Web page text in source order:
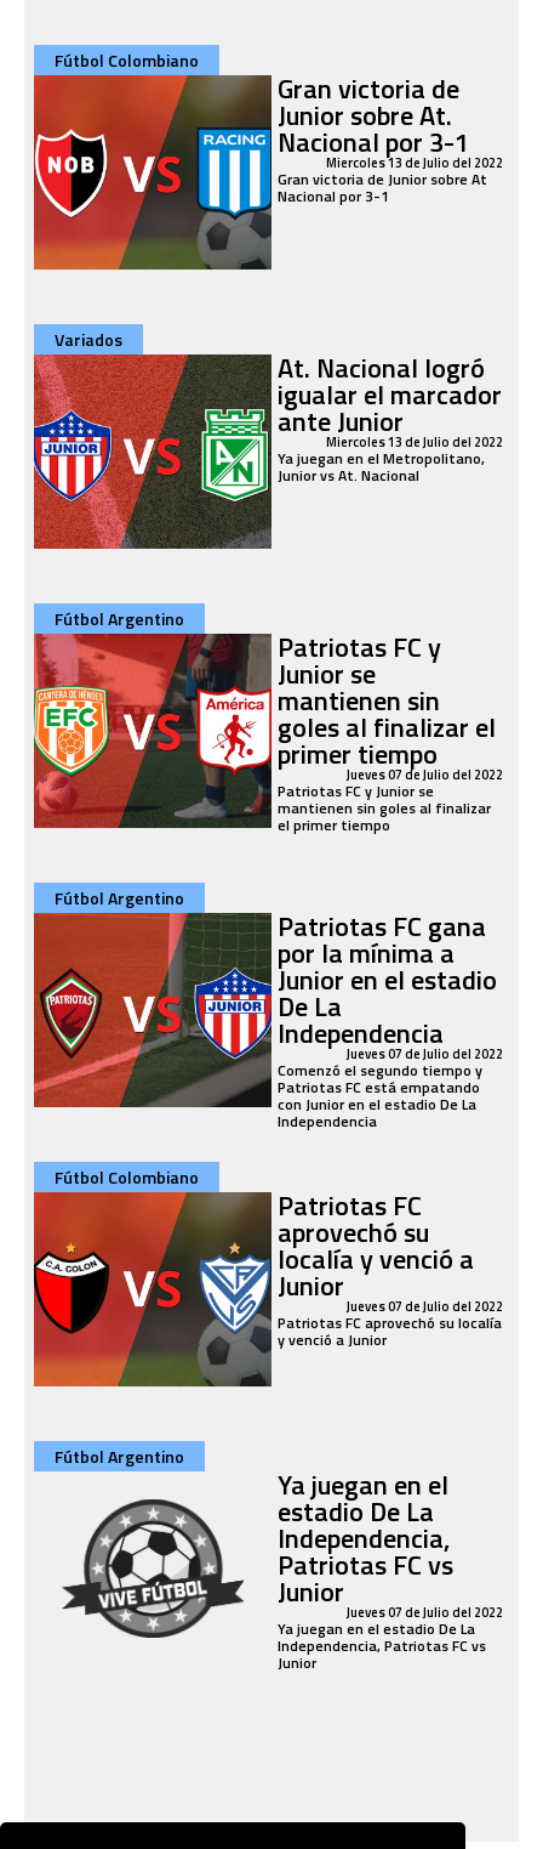
Fútbol Colombiano
Gran victoria de
Junior sobre At.
Nacional por 3-1
Miercoles 13 de Julio del 2022
Gran victoria de Junior sobre At
Nacional por 3-1
Variados
At. Nacional logró
igualar el marcador
ante Junior
Miercoles 13 de Julio del 2022
Ya juegan en el Metropolitano,
Junior vs At. Nacional
Fútbol Argentino
Patriotas FC y
Junior se
mantienen sin
goles al finalizar el
primer tiempo
Jueves 07 de Julio del 2022
Patriotas FC y Junior se
mantienen sin goles al finalizar
el primer tiempo
Fútbol Argentino
Patriotas FC gana
por la mínima a
Junior en el estadio
De La
Independencia
Jueves 07 de Julio del 2022
Comenzó el segundo tiempo y
Patriotas FC está empatando
con Junior en el estadio De La
Independencia
Fútbol Colombiano
Patriotas FC
aprovechó su
localía y venció a
JuniorJueves 07 de Julio del 2022
Patriotas FC aprovechó su localía
y venció a Junior
Fútbol Argentino
Ya juegan en el
estadio De La
Independencia,
Patriotas FC vs
JuniorJueves 07 de Julio del 2022
Ya juegan en el estadio De La
Independencia, Patriotas FC vs
Junior